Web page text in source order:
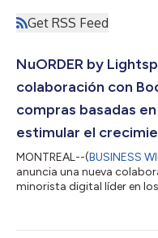
Get RSS Feed
NuORDER by
colaboración con
compras basadas
estimular el
MONTREAL--(BUSINESS
anuncia una nueva
minorista digital líder en
mercados europeos. Esta